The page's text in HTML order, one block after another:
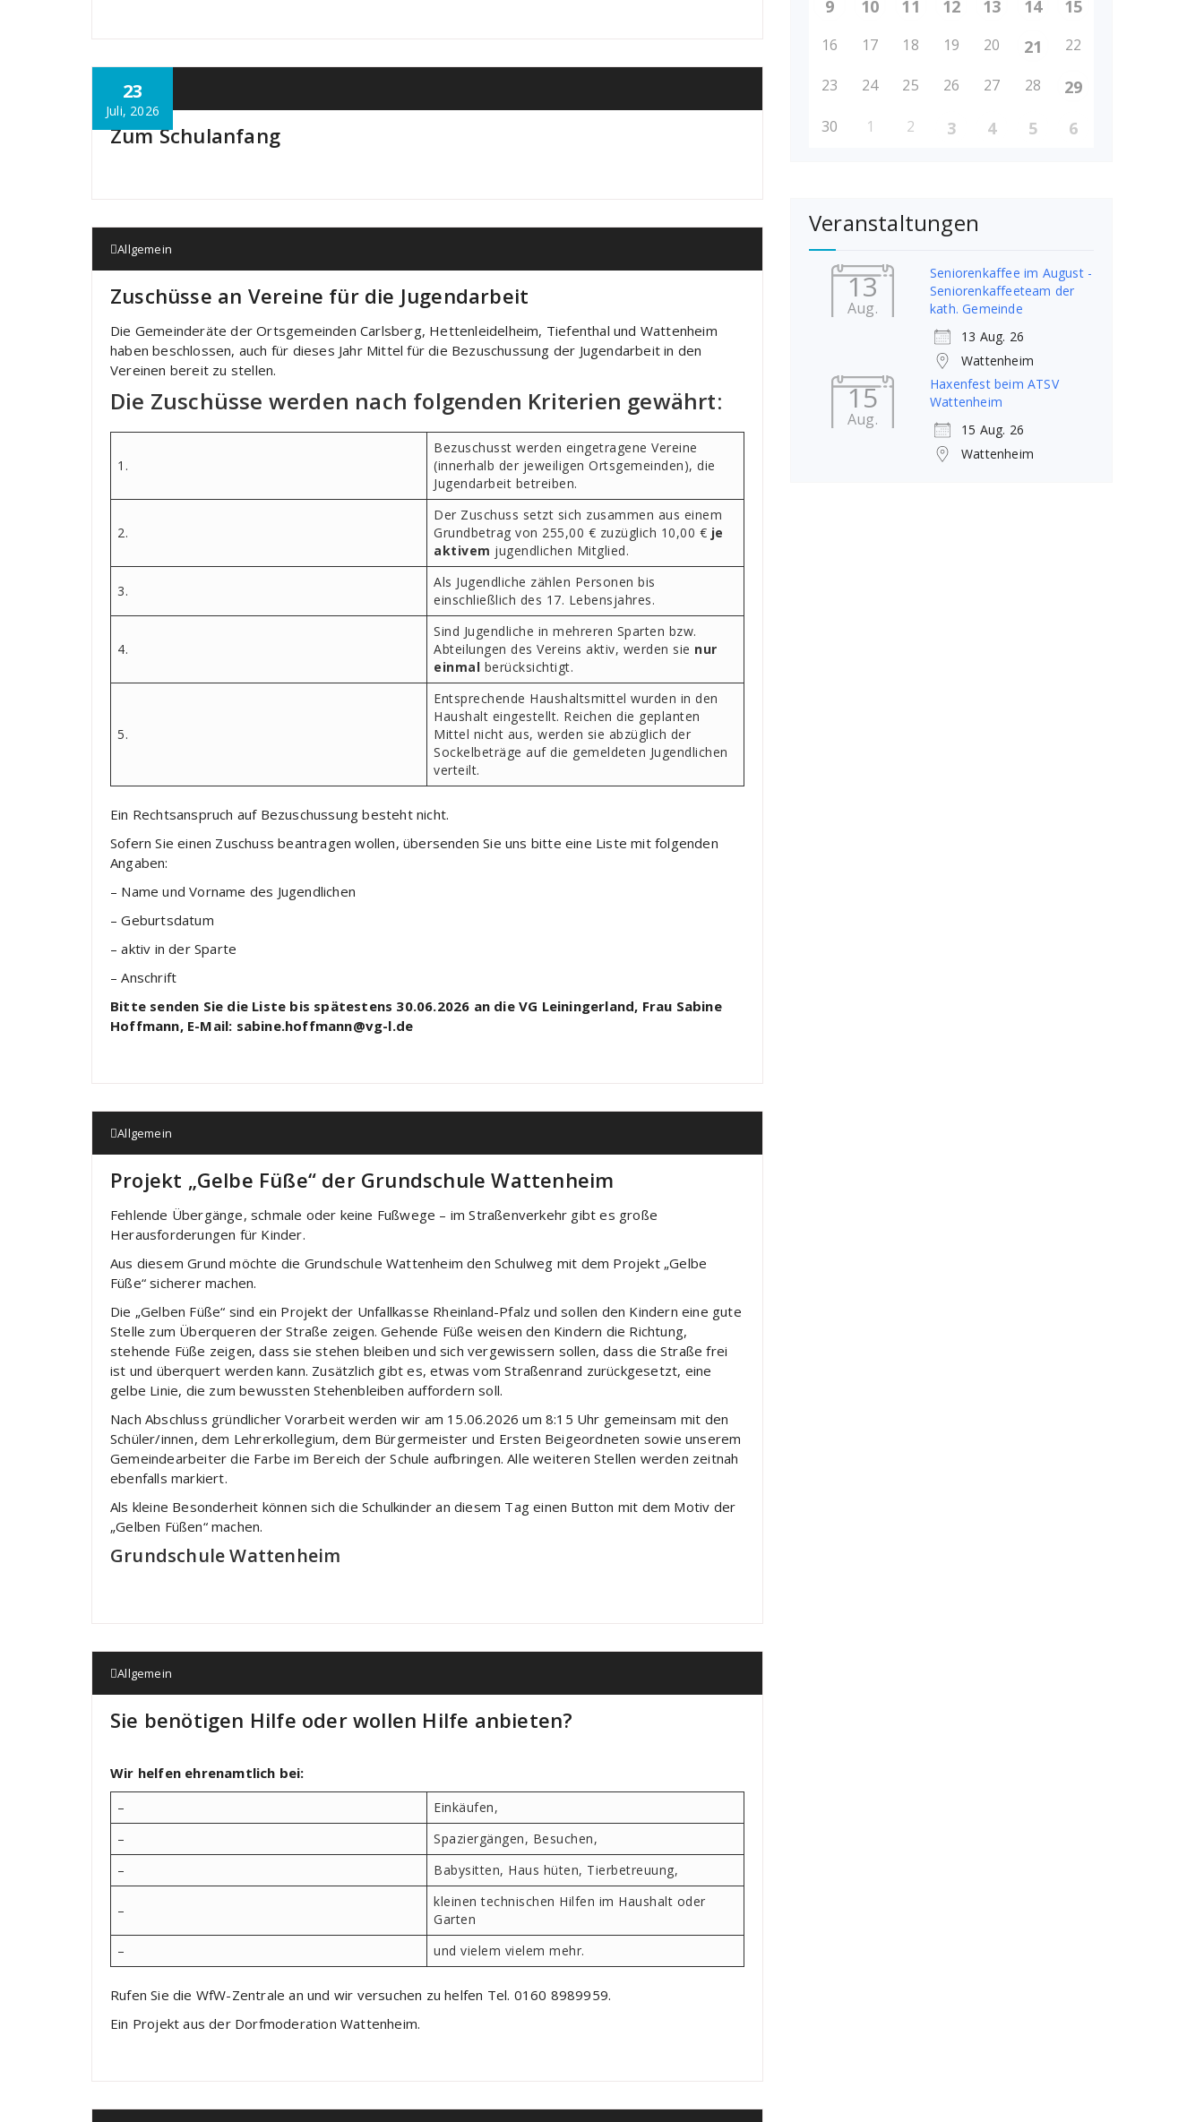
23
Juli, 2026
Allgemein
Zum Schulanfang
Allgemein
Zuschüsse an Vereine für die Jugendarbeit
Die Gemeinderäte der Ortsgemeinden Carlsberg, Hettenleidelheim, Tiefenthal und Wattenheim
haben beschlossen, auch für dieses Jahr Mittel für die Bezuschussung der Jugendarbeit in den
Vereinen bereit zu stellen.
Die Zuschüsse werden nach folgenden Kriterien gewährt:
1.
Bezuschusst werden eingetragene Vereine
(innerhalb der jeweiligen Ortsgemeinden), die
Jugendarbeit betreiben.
2.
Der Zuschuss setzt sich zusammen aus einem
Grundbetrag von 255,00 € zuzüglich 10,00 € je
aktivem jugendlichen Mitglied.
3.
Als Jugendliche zählen Personen bis
einschließlich des 17. Lebensjahres.
4.
Sind Jugendliche in mehreren Sparten bzw.
Abteilungen des Vereins aktiv, werden sie nur
einmal berücksichtigt.
5.
Entsprechende Haushaltsmittel wurden in den
Haushalt eingestellt. Reichen die geplanten
Mittel nicht aus, werden sie abzüglich der
Sockelbeträge auf die gemeldeten Jugendlichen
verteilt.
Ein Rechtsanspruch auf Bezuschussung besteht nicht.
Sofern Sie einen Zuschuss beantragen wollen, übersenden Sie uns bitte eine Liste mit folgenden
Angaben:
– Name und Vorname des Jugendlichen
– Geburtsdatum
– aktiv in der Sparte
– Anschrift
Bitte senden Sie die Liste bis spätestens 30.06.2026 an die VG Leiningerland, Frau Sabine
Hoffmann, E-Mail: sabine.hoffmann@vg-l.de
Allgemein
Projekt „Gelbe Füße“ der Grundschule Wattenheim
Fehlende Übergänge, schmale oder keine Fußwege – im Straßenverkehr gibt es große
Herausforderungen für Kinder.
Aus diesem Grund möchte die Grundschule Wattenheim den Schulweg mit dem Projekt „Gelbe
Füße“ sicherer machen.
Die „Gelben Füße“ sind ein Projekt der Unfallkasse Rheinland-Pfalz und sollen den Kindern eine gute
Stelle zum Überqueren der Straße zeigen. Gehende Füße weisen den Kindern die Richtung,
stehende Füße zeigen, dass sie stehen bleiben und sich vergewissern sollen, dass die Straße frei
ist und überquert werden kann. Zusätzlich gibt es, etwas vom Straßenrand zurückgesetzt, eine
gelbe Linie, die zum bewussten Stehenbleiben auffordern soll.
Nach Abschluss gründlicher Vorarbeit werden wir am 15.06.2026 um 8:15 Uhr gemeinsam mit den
Schüler/innen, dem Lehrerkollegium, dem Bürgermeister und Ersten Beigeordneten sowie unserem
Gemeindearbeiter die Farbe im Bereich der Schule aufbringen. Alle weiteren Stellen werden zeitnah
ebenfalls markiert.
Als kleine Besonderheit können sich die Schulkinder an diesem Tag einen Button mit dem Motiv der
„Gelben Füßen“ machen.
Grundschule Wattenheim
Allgemein
Sie benötigen Hilfe oder wollen Hilfe anbieten?
Wir helfen ehrenamtlich bei:
–
Einkäufen,
–
Spaziergängen, Besuchen,
–
Babysitten, Haus hüten, Tierbetreuung,
–
kleinen technischen Hilfen im Haushalt oder
Garten
–
und vielem vielem mehr.
Rufen Sie die WfW-Zentrale an und wir versuchen zu helfen Tel. 0160 8989959.
Ein Projekt aus der Dorfmoderation Wattenheim.
9
10 11 12 13 14 15
16 17 18 19 20 21 22
23 24 25 26 27 28 29
30 1 2 3 4 5 6
Veranstaltungen
13
Aug.
Seniorenkaffee im August -
Seniorenkaffeeteam der
kath. Gemeinde
13 Aug. 26
Wattenheim
15
Aug.
Haxenfest beim ATSV
Wattenheim
15 Aug. 26
Wattenheim